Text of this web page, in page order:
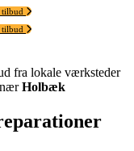
tilbud
tilbud
fra lokale værksteder
nærHolbæk